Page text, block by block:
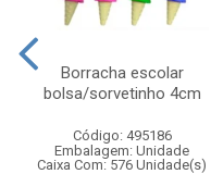
Borracha escolar
bolsa/sorvetinho 4cm
Código: 495186
Embalagem: Unidade
Caixa Com: 576 Unidade(s)